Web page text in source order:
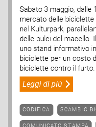
Sabato 3 maggio, dalle
mercato delle
nel Kulturpark,
delle pulci del macello.
uno stand informativo
biciclette per un costo
biciclette contro il furto.
Leggi di più
CODIFICA SCAMBIO